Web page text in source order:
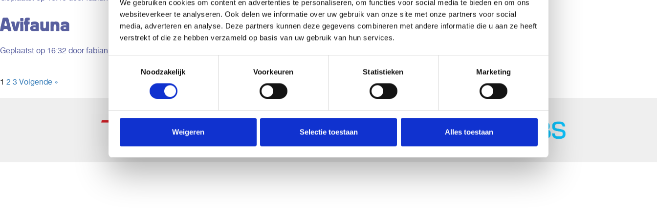
We gebruiken cookies om content en advertenties te personaliseren, om functies voor social media te bieden en om ons
websiteverkeer te analyseren. Ook delen we informatie over uw gebruik van onze site met onze partners voor social
media, adverteren en analyse. Deze partners kunnen deze gegevens combineren met andere informatie die u aan ze heeft
verstrekt of die ze hebben verzameld op basis van uw gebruik van hun services.
Noodzakelijk
Voorkeuren Statistieken Marketing
Weigeren Selectie toestaan Alles toestaan
bieden hebben.
Avifauna
Geplaatst op 16:32 door fabian
1 2 3 Volgende »